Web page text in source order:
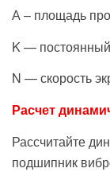
А – площадь
K —
N — скорость
Расчет
Рассчитайте
подшипник